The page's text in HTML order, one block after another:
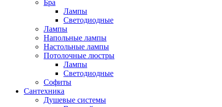
Бра
Лампы
Светодиодные
Лампы
Напольные лампы
Настольные лампы
Потолочные люстры
Лампы
Светодиодные
Софиты
Сантехника
Душевые системы